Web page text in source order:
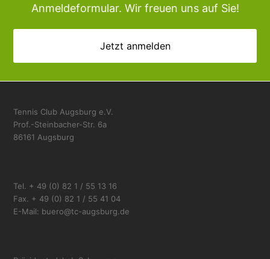
Anmeldeformular. Wir freuen uns auf Sie!
Jetzt anmelden
Tennis Club Augsburg e.V.
Prof.-Steinbacher-Str. 6a
86161 Augsburg
Tel. + 49 (0) 82 1 / 55 13 16
Fax. + 49 (0) 82 1 / 55 41 04
E-Mail: buero@tc-augsburg.de